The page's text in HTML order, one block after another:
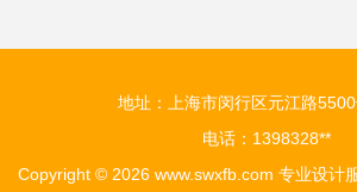
地址：上海市闵行区元江路
电话：1398328**
Copyright © 2026 www.swxfb.com 专业设计